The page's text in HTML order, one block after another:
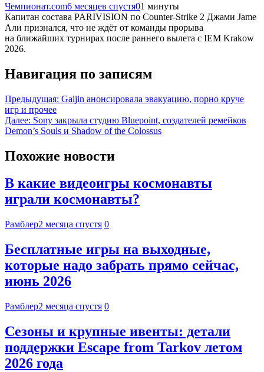
Чемпионат.com6 месяцев спустя01 минуты
Капитан состава PARIVISION по Counter-Strike 2 Джами Jame
Али признался, что не ждёт от команды прорыва
на ближайших турнирах после раннего вылета с IEM Krakow
2026.
Навигация по записям
Предыдущая: Gaijin анонсировала эвакуацию, порно круче
игр и прочее
Далее: Sony закрыла студию Bluepoint, создателей ремейков
Demon’s Souls и Shadow of the Colossus
Похожие новости
В какие видеоигры космонавты
играли космонавты?
Рамблер2 месяца спустя 0
Бесплатные игры на выходные,
которые надо забрать прямо сейчас,
июнь 2026
Рамблер2 месяца спустя 0
Сезоны и крупные ивенты: детали
поддержки Escape from Tarkov летом
2026 года